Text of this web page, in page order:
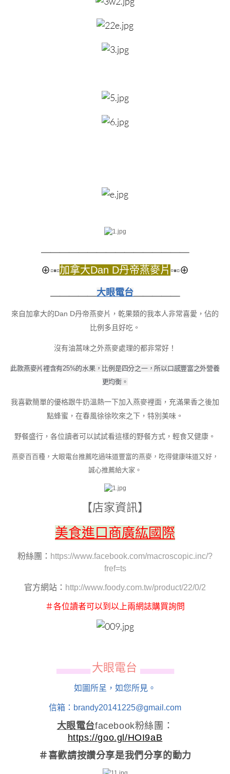
⊕▫▪▫加拿大Dan D丹帝燕麥片 ▫▪▫⊕
大眼電台
來自加拿大的Dan D丹帝燕麥片，乾果類的我本人非常喜愛，佔的
比例多且好吃。
沒有油蒿味之外燕麥處理的都非常好！
此款燕麥片裡含有25%的水果，比例是四分之一，所以口感豐富之外營養
更均衡。
我喜歡簡單的優格跟牛奶溫熱一下加入燕麥裡面，充滿果香之後加
點蜂蜜，在春風徐徐吹來之下，特別美味。
野餐盛行，各位讀者可以試試看這樣的野餐方式，輕食又健康。
燕麥百百種，大眼電台推薦吃過味道豐富的燕麥，吃得健康味道又好，
誠心推薦給大家。
【店家資訊】
美食進口商廣紘國際
粉絲團： https://www.facebook.com/macroscopic.inc/?
fref=ts
官方網站： http://www.foody.com.tw/product/22/0/2
＃各位讀者可以到以上兩網誌購買詢問
▄▄▄▄▄▄ 大眼電台 ▄▄▄▄▄▄
如圖所呈，如您所見。
信箱：brandy20141225@gmail.com
大眼電台facebook粉絲團：
https://goo.gl/HOI9aB
＃喜歡請按讚分享是我們分享的動力